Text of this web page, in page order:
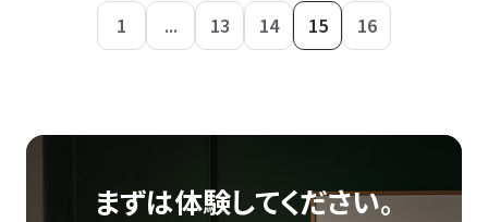
1 ... 13 14 15 16
まずは体験してください。